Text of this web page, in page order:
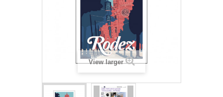
View larger